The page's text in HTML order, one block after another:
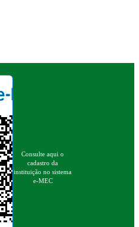
Consulte aqui o
cadastro da
instituição no sistema
e-MEC